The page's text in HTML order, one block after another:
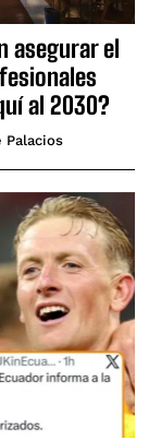
asegurar el
al 2030?
Palacios